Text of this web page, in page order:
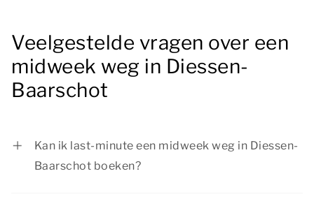
Veelgestelde vragen over een
midweek weg in Diessen-
Baarschot
Kan ik last-minute een midweek weg in Diessen-
Baarschot boeken?